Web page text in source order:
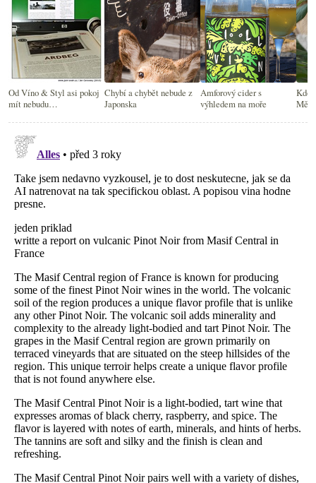
Od Víno & Styl asi pokoj
mít nebudu…
Chybí a chybět nebude z
Japonska
Amforový cider s
výhledem na moře
Kdo